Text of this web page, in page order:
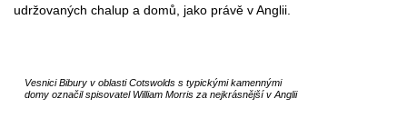
udržovaných chalup a domů, jako právě v Anglii.
Vesnici Bibury v oblasti Cotswolds s typickými kamennými
domy označil spisovatel William Morris za nejkrásnější v Anglii